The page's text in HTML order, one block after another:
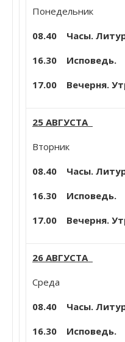
Понедельник
08.40 Часы.
16.30 Исповедь.
17.00 Вечерня.
25 АВГУСТА
Вторник
08.40 Часы.
16.30 Исповедь.
17.00 Вечерня.
26 АВГУСТА
Среда
08.40 Часы.
16.30 Исповедь.